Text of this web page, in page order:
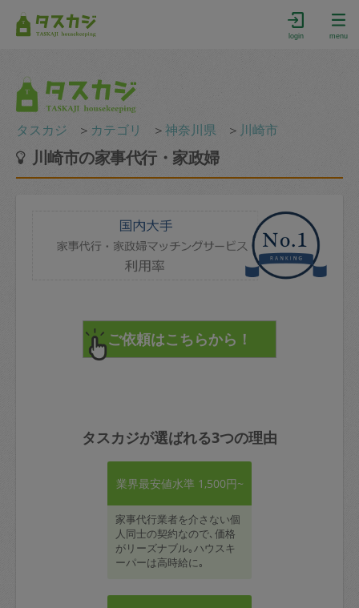
login menu
タスカジ ＞ カテゴリ ＞神奈川県 ＞ 川崎市
川崎市の家事代行・家政婦
タスカジが選ばれる3つの理由
業界最安値水準 1,500円~
家事代行業者を介さない個
人同士の契約なので､価格
がリーズナブル｡ハウスキ
ーパーは高時給に｡